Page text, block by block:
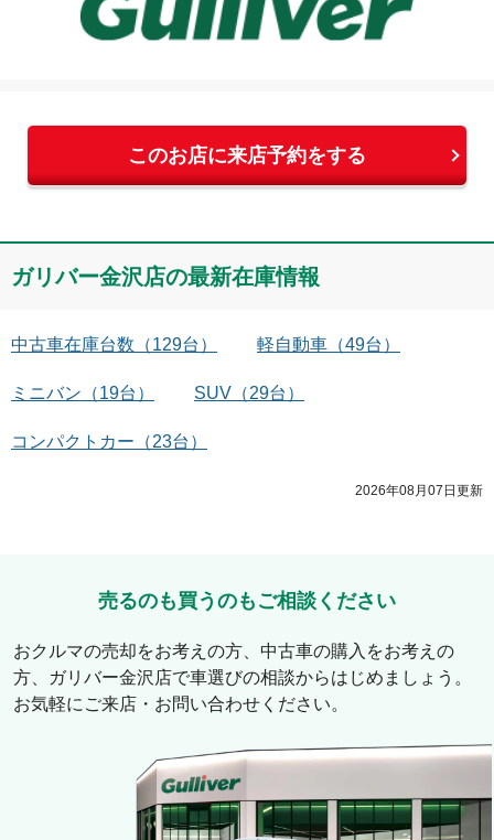
店舗スタッフ
このお店に来店予約をする
ガリバー金沢店の最新在庫情報
中古車在庫台数 （129台） 軽自動車 （49台）
ミニバン （19台） SUV （29台）
コンパクトカー （23台）
2026年08月07日更新
売るのも買うのもご相談ください
おクルマの売却をお考えの方、中古車の購入をお考えの
方、
ガリバー金沢店で車選びの相談からはじめましょう。
お気軽にご来店・お問い合わせください。